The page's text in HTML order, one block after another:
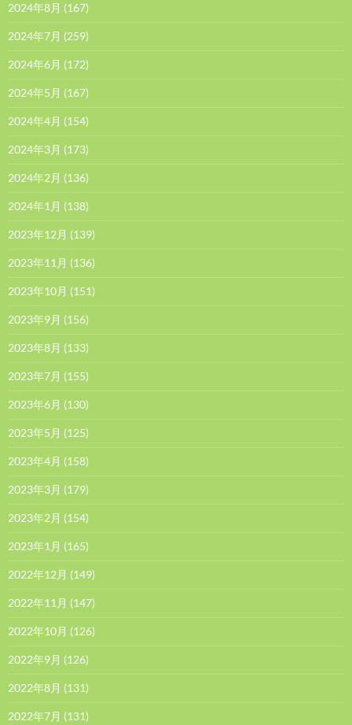
2024年8月 (167)
2024年7月 (259)
2024年6月 (172)
2024年5月 (167)
2024年4月 (154)
2024年3月 (173)
2024年2月 (136)
2024年1月 (138)
2023年12月 (139)
2023年11月 (136)
2023年10月 (151)
2023年9月 (156)
2023年8月 (133)
2023年7月 (155)
2023年6月 (130)
2023年5月 (125)
2023年4月 (158)
2023年3月 (179)
2023年2月 (154)
2023年1月 (165)
2022年12月 (149)
2022年11月 (147)
2022年10月 (126)
2022年9月 (126)
2022年8月 (131)
2022年7月 (131)